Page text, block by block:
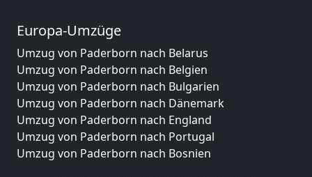
Europa-Umzüge
Umzug von Paderborn nach Belarus
Umzug von Paderborn nach Belgien
Umzug von Paderborn nach Bulgarien
Umzug von Paderborn nach Dänemark
Umzug von Paderborn nach England
Umzug von Paderborn nach Portugal
Umzug von Paderborn nach Bosnien